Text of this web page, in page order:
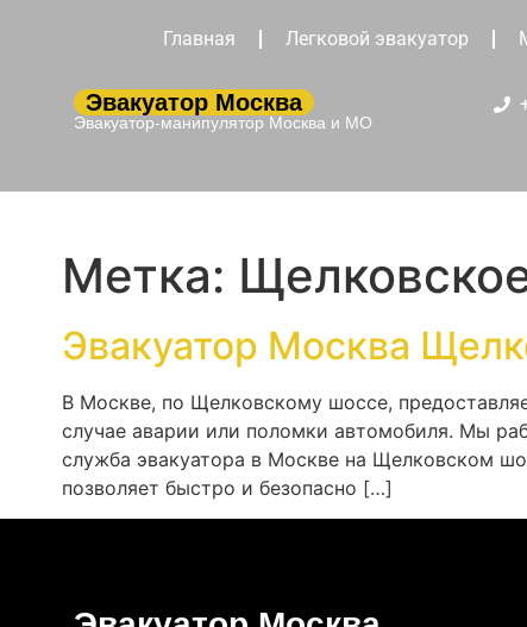
Главная Легковой эвакуатор
Эвакуатор Москва
Эвакуатор-манипулятор Москва и МО
Метка:
Эвакуатор Москва
В Москве, по Щелковскому шоссе,
случае аварии или поломки автомобиля. Мы
служба эвакуатора в Москве на Щелковском
позволяет быстро и безопасно […]